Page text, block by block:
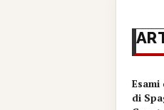
Esami
di